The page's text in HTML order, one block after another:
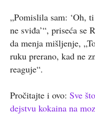
„Pomislila sam: ‘Oh,
ne sviđa’“, priseća se
da menja mišljenje,
ruku prerano, kad ne
reaguje“.
Pročitajte i ovo: Sve
dejstvu kokaina na